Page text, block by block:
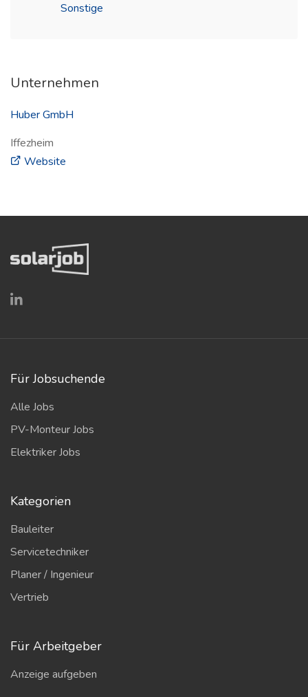
Sonstige
Unternehmen
Huber GmbH
Iffezheim
Website
Für Jobsuchende
Alle Jobs
PV-Monteur Jobs
Elektriker Jobs
Kategorien
Bauleiter
Servicetechniker
Planer / Ingenieur
Vertrieb
Für Arbeitgeber
Anzeige aufgeben